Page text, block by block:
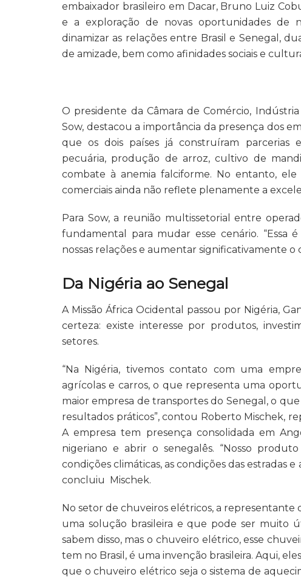
embaixador brasileiro em Dacar, Bruno Luiz
e a exploração de novas oportunidades de
dinamizar as relações entre Brasil e Senegal,
de amizade, bem como afinidades sociais e
O presidente da Câmara de Comércio,
Sow, destacou a importância da presença dos
que os dois países já construíram parcerias
pecuária, produção de arroz, cultivo de
combate à anemia falciforme. No entanto,
comerciais ainda não reflete plenamente a
Para Sow, a reunião multissetorial entre
fundamental para mudar esse cenário.
nossas relações e aumentar significativamente o
Da Nigéria ao Senegal
A Missão África Ocidental passou por Nigéria,
certeza: existe interesse por produtos,
setores.
“Na Nigéria, tivemos contato com uma
agrícolas e carros, o que representa uma
maior empresa de transportes do Senegal, o
resultados práticos”, contou Roberto Mischek,
A empresa tem presença consolidada em
nigeriano e abrir o senegalês. “Nosso
condições climáticas, as condições das estradas
concluiu Mischek.
No setor de chuveiros elétricos, a representante
uma solução brasileira e que pode ser muito
sabem disso, mas o chuveiro elétrico, esse
tem no Brasil, é uma invenção brasileira. Aqui,
que o chuveiro elétrico seja o sistema de